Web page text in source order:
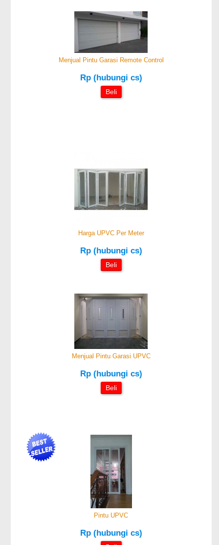
Menjual Pintu Garasi Remote Control
Rp (hubungi cs)
Beli
Harga UPVC Per Meter
Rp (hubungi cs)
Beli
Menjual Pintu Garasi UPVC
Rp (hubungi cs)
Beli
Pintu UPVC
Rp (hubungi cs)